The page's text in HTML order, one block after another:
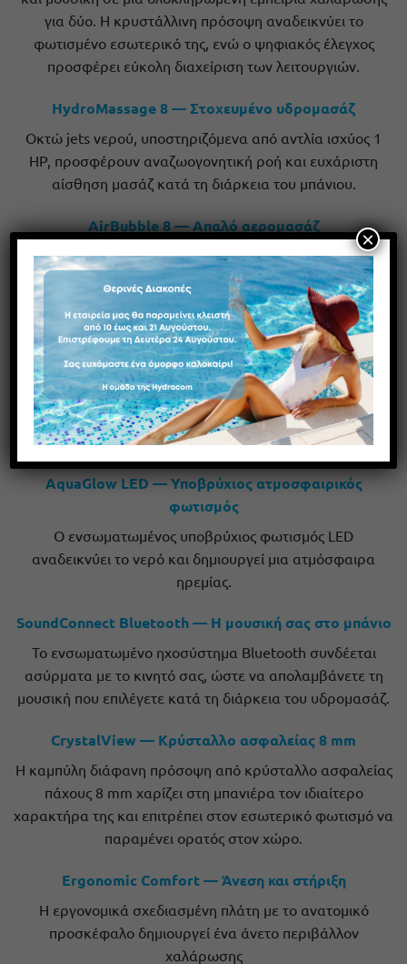
για δύο. Η κρυστάλλινη πρόσοψη αναδεικνύει το
φωτισμένο εσωτερικό της, ενώ ο ψηφιακός έλεγχος
προσφέρει εύκολη διαχείριση των λειτουργιών.
HydroMassage 8 — Στοχευμένο υδρομασάζ
Οκτώ jets νερού, υποστηριζόμενα από αντλία ισχύος 1
HP, προσφέρουν αναζωογονητική ροή και ευχάριστη
αίσθηση μασάζ κατά τη διάρκεια του μπάνιου.
AirBubble 8 — Απαλό αερομασάζ
Οκτώ air jets στον πυθμένα απελευθερώνουν λεπτές
φυσαλίδες αέρα, δημιουργώντας μια πιο ανάλαφρη και
χαλαρωτική εμπειρία. Η λειτουργία πραγματοποιείται
μέσω ανεξάρτητου blower.
Crystal Touch Control — Έλεγχος με ένα άγγιγμα
Ο ψηφιακός πίνακας αφής συγκεντρώνει τον χειρισμό
των βασικών λειτουργιών, προσφέροντας απλή και
άμεση χρήση.
AquaGlow LED — Υποβρύχιος ατμοσφαιρικός
φωτισμός
Ο ενσωματωμένος υποβρύχιος φωτισμός LED
αναδεικνύει το νερό και δημιουργεί μια ατμόσφαιρα
ηρεμίας.
SoundConnect Bluetooth — Η μουσική σας στο μπάνιο
Το ενσωματωμένο ηχοσύστημα Bluetooth συνδέεται
ασύρματα με το κινητό σας, ώστε να απολαμβάνετε τη
μουσική που επιλέγετε κατά τη διάρκεια του υδρομασάζ.
CrystalView — Κρύσταλλο ασφαλείας 8 mm
Η καμπύλη διάφανη πρόσοψη από κρύσταλλο ασφαλείας
πάχους 8 mm χαρίζει στη μπανιέρα τον ιδιαίτερο
χαρακτήρα της και επιτρέπει στον εσωτερικό φωτισμό να
παραμένει ορατός στον χώρο.
Ergonomic Comfort— Άνεση και στήριξη
Η εργονομικά σχεδιασμένη πλάτη με το ανατομικό
προσκέφαλο δημιουργεί ένα άνετο περιβάλλον
χαλάρωσης
×